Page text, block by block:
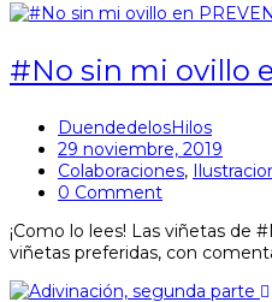
#No sin mi ovillo
DuendedelosHilos
29 noviembre, 2019
Colaboraciones,
0 Comment
¡Como lo lees! Las viñetas de
viñetas preferidas, con